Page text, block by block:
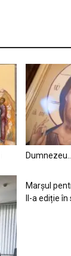
Marșul
II-a ediție